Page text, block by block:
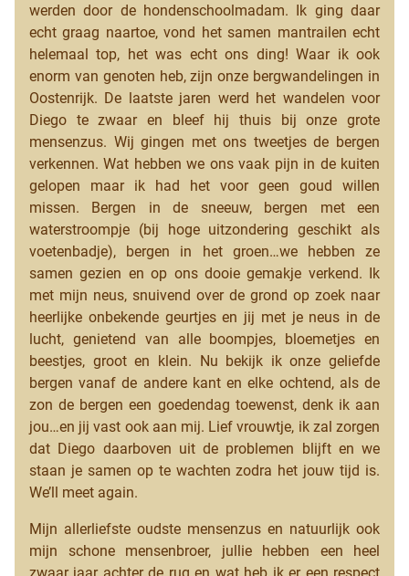
werden door de hondenschoolmadam. Ik ging daar
echt graag naartoe, vond het samen mantrailen echt
helemaal top, het was echt ons ding! Waar ik ook
enorm van genoten heb, zijn onze bergwandelingen in
Oostenrijk. De laatste jaren werd het wandelen voor
Diego te zwaar en bleef hij thuis bij onze grote
mensenzus. Wij gingen met ons tweetjes de bergen
verkennen. Wat hebben we ons vaak pijn in de kuiten
gelopen maar ik had het voor geen goud willen
missen. Bergen in de sneeuw, bergen met een
waterstroompje (bij hoge uitzondering geschikt als
voetenbadje), bergen in het groen…we hebben ze
samen gezien en op ons dooie gemakje verkend. Ik
met mijn neus, snuivend over de grond op zoek naar
heerlijke onbekende geurtjes en jij met je neus in de
lucht, genietend van alle boompjes, bloemetjes en
beestjes, groot en klein. Nu bekijk ik onze geliefde
bergen vanaf de andere kant en elke ochtend, als de
zon de bergen een goedendag toewenst, denk ik aan
jou…en jij vast ook aan mij. Lief vrouwtje, ik zal zorgen
dat Diego daarboven uit de problemen blijft en we
staan je samen op te wachten zodra het jouw tijd is.
We’ll meet again.
Mijn allerliefste oudste mensenzus en natuurlijk ook
mijn schone mensenbroer, jullie hebben een heel
zwaar jaar achter de rug en wat heb ik er een respect